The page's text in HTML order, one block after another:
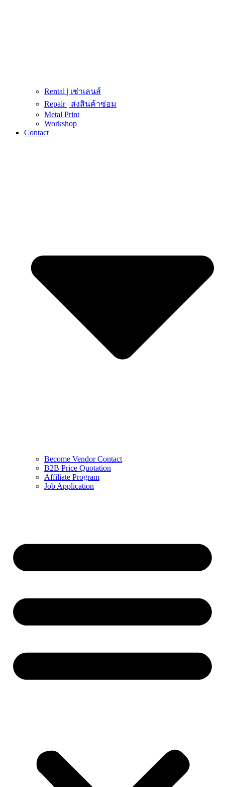
Rental | เช่าเลนส์
Repair | ส่งสินค้าซ่อม
Metal Print
Workshop
Contact
Become Vendor Contact
B2B Price Quotation
Affiliate Program
Job Application